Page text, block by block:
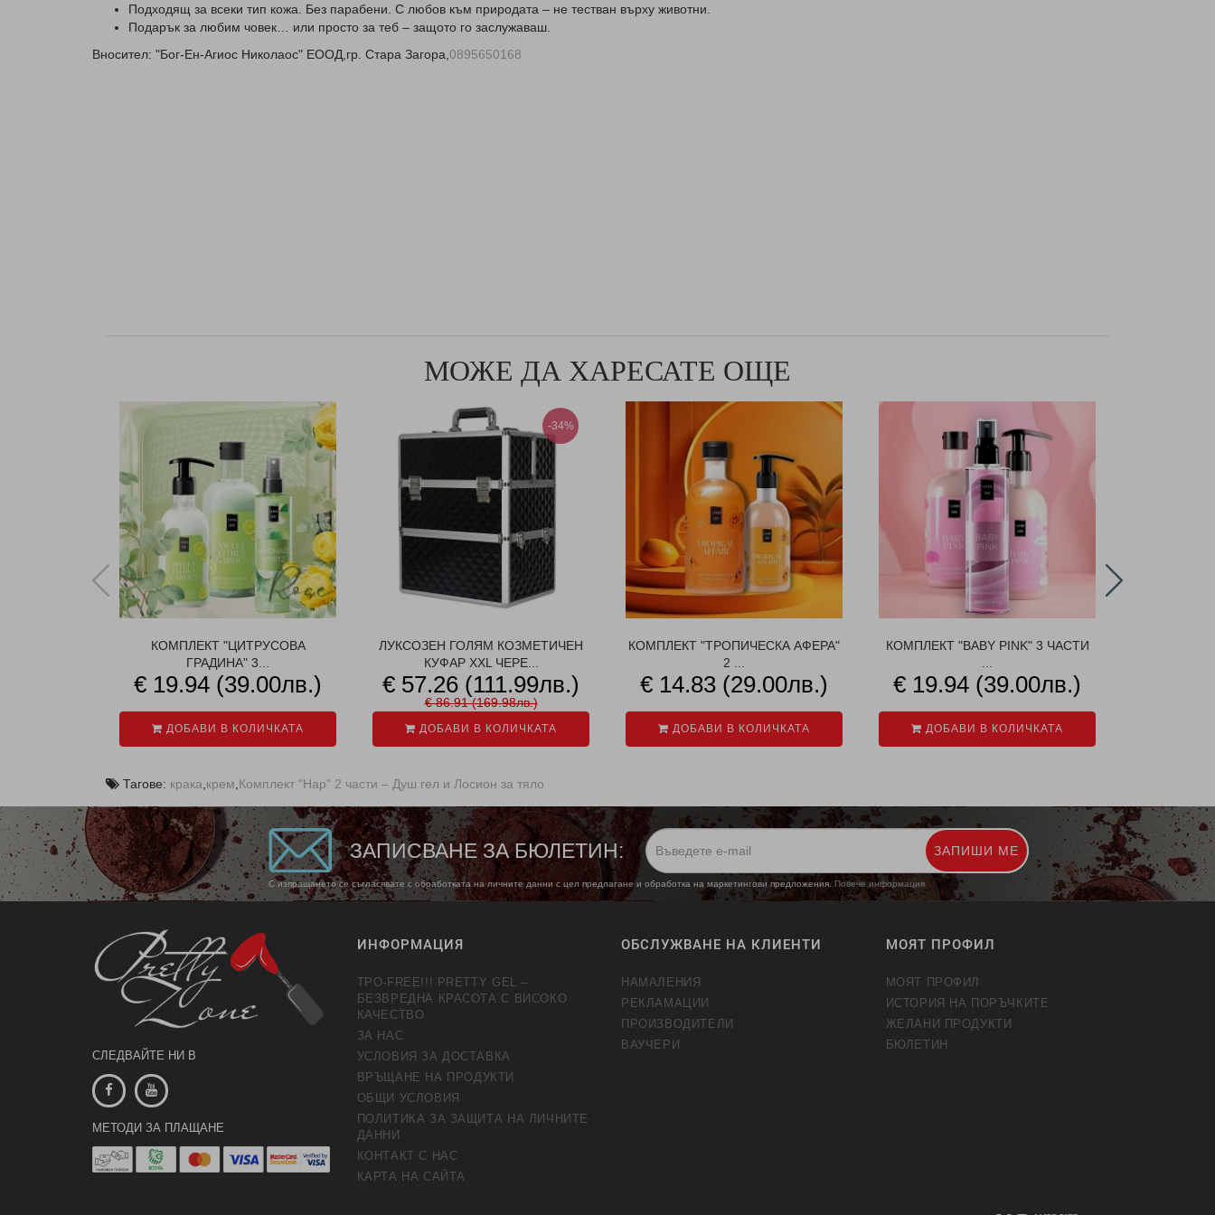
Подходящ за всеки тип кожа. Без парабени. С любов към природата – не тестван върху животни.
Подарък за любим човек… или просто за теб – защото го заслужаваш.
Вносител: "Бог-Ен-Агиос Николаос" ЕООД,гр. Стара Загора, 0895650168
МОЖЕ ДА ХАРЕСАТЕ ОЩЕ
КОМПЛЕКТ "ЦИТРУСОВА
ГРАДИНА" 3...
€ 19.94 (39.00лв.)
ДОБАВИ В КОЛИЧКАТА
-34%
ЛУКСОЗЕН ГОЛЯМ КОЗМЕТИЧЕН
КУФАР XXL ЧЕРЕ...
€ 57.26 (111.99лв.)
€ 86.91 (169.98лв.)
ДОБАВИ В КОЛИЧКАТА
КОМПЛЕКТ "ТРОПИЧЕСКА АФЕРА"
2 ...
€ 14.83 (29.00лв.)
ДОБАВИ В КОЛИЧКАТА
КОМПЛЕКТ "BABY PINK" 3 ЧАСТИ
€ 19.94 (39.00лв.)
ДОБАВИ В КОЛИЧКАТА
Тагове: крака крем Комплект "Нар" 2 части – Душ гел и Лосион за тяло
ЗАПИСВАНЕ ЗА БЮЛЕТИН: ЗАПИШИ МЕ
С изпращането се съгласявате с обработката на личните данни с цел предлагане и обработка на маркетингови предложения. Повече информация
СЛЕДВАЙТЕ НИ В
МЕТОДИ ЗА ПЛАЩАНЕ
ИНФОРМАЦИЯ
TPO-FREE!!! PRETTY GEL –
БЕЗВРЕДНА КРАСОТА С ВИСОКО
КАЧЕСТВО
ЗА НАС
УСЛОВИЯ ЗА ДОСТАВКА
ВРЪЩАНЕ НА ПРОДУКТИ
ОБЩИ УСЛОВИЯ
ПОЛИТИКА ЗА ЗАЩИТА НА ЛИЧНИТЕ
ДАННИ
КОНТАКТ С НАС
КАРТА НА САЙТА
ОБСЛУЖВАНЕ НА КЛИЕНТИ
НАМАЛЕНИЯ
РЕКЛАМАЦИИ
ПРОИЗВОДИТЕЛИ
ВАУЧЕРИ
МОЯТ ПРОФИЛ
МОЯТ ПРОФИЛ
ИСТОРИЯ НА ПОРЪЧКИТЕ
ЖЕЛАНИ ПРОДУКТИ
БЮЛЕТИН